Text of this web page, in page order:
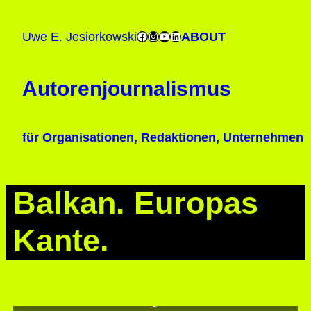
Uwe E. JesiorkowskiFacebook
Instagram
YouTube
LinkedIn
ABOUT
Autorenjournalismus
für Organisationen, Redaktionen, Unternehmen
Balkan. Europas
Kante.